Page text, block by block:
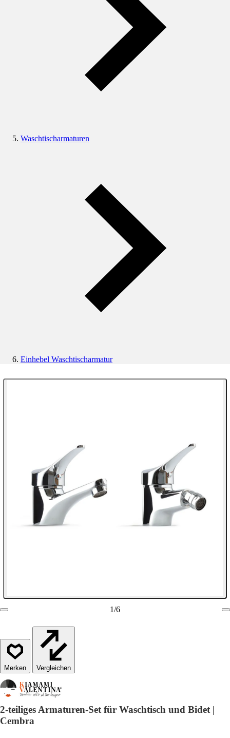
Waschtischarmaturen
Einhebel Waschtischarmatur
1/6
Vergleichen
2-teiliges Armaturen-Set für Waschtisch und Bidet |
Cembra